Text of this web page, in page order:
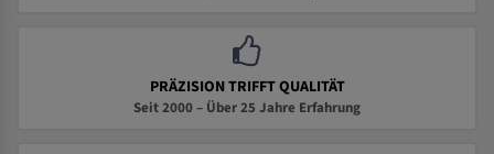
PRÄZISION TRIFFT QUALITÄT
Seit 2000 – Über 25 Jahre Erfahrung